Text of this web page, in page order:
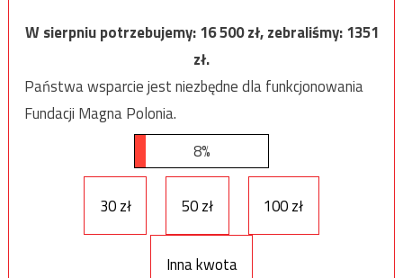
W sierpniu potrzebujemy:16 500zł, zebraliśmy:1351
zł.
Państwa wsparcie jest niezbędne dla funkcjonowania
Fundacji Magna Polonia.
8%
30 zł 50 zł 100 zł
Inna kwota